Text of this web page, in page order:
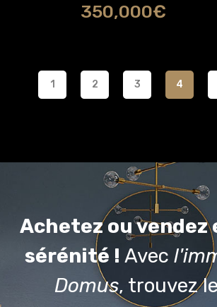
350,000€
1 2 3 4
Achetez ou vendez
sérénité ! Avec
Domus, trouvez